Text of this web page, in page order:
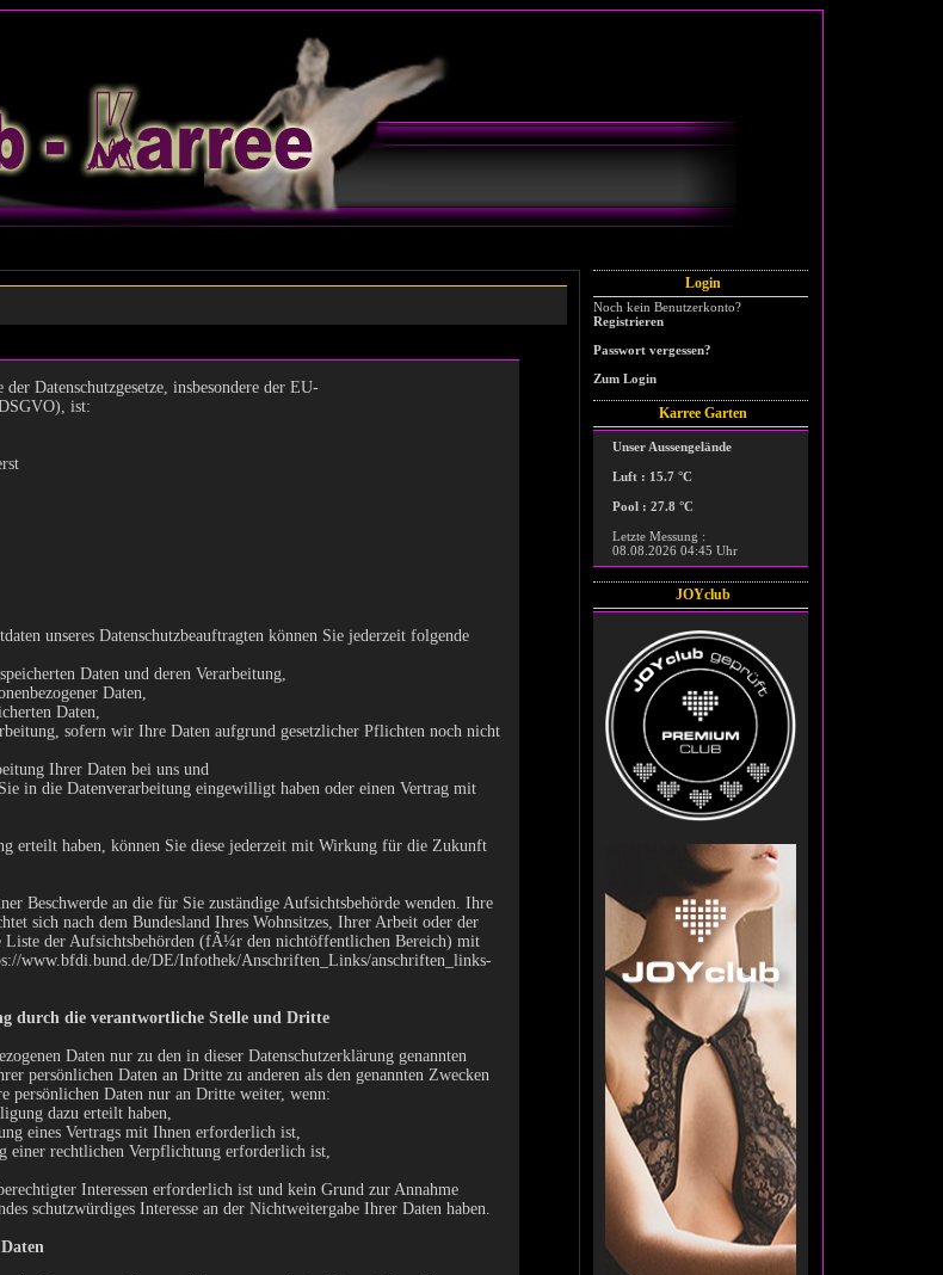
Datenschutzgesetze, insbesondere der EU-
ist:
unseres Datenschutzbeauftragten können Sie jederzeit folgende
Daten und deren Verarbeitung,
Daten,
Daten,
sofern wir Ihre Daten aufgrund gesetzlicher Pflichten noch nicht
Ihrer Daten bei uns und
in die Datenverarbeitung eingewilligt haben oder einen Vertrag mit
erteilt haben, können Sie diese jederzeit mit Wirkung für die Zukunft
Beschwerde an die für Sie zuständige Aufsichtsbehörde wenden. Ihre
sich nach dem Bundesland Ihres Wohnsitzes, Ihrer Arbeit oder der
Liste der Aufsichtsbehörden (fÃ¼r den nichtöffentlichen Bereich) mit
www.bfdi.bund.de/DE/Infothek/Anschriften_Links/anschriften_links-
durch die verantwortliche Stelle und Dritte
Daten nur zu den in dieser Datenschutzerklärung genannten
persönlichen Daten an Dritte zu anderen als den genannten Zwecken
persönlichen Daten nur an Dritte weiter, wenn:
dazu erteilt haben,
eines Vertrags mit Ihnen erforderlich ist,
einer rechtlichen Verpflichtung erforderlich ist,
Interessen erforderlich ist und kein Grund zur Annahme
schutzwürdiges Interesse an der Nichtweitergabe Ihrer Daten haben.
Login
Noch kein Benutzerkonto?
Registrieren
Passwort vergessen?
Zum Login
Karree Garten
Unser Aussengelände
Luft : 15.7 °C
Pool : 27.8 °C
Letzte Messung :
08.08.2026 04:45 Uhr
JOYclub